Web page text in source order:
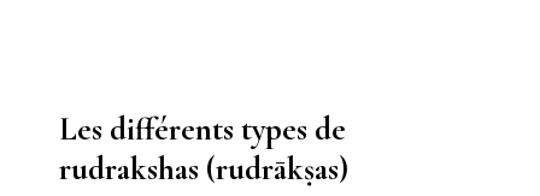
Les différents types de
rudrakshas (rudrākṣas)